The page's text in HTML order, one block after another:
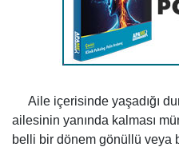
Aile içerisinde yaşadığı
ailesinin yanında kalması
belli bir dönem gönüllü veya